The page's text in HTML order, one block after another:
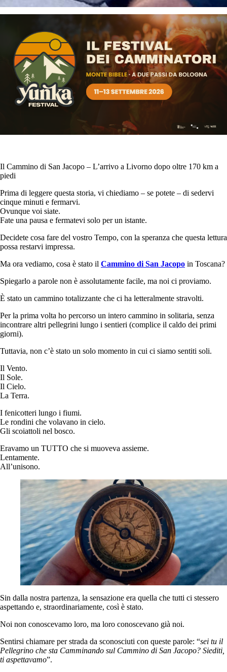
Il Cammino di San Jacopo – L’arrivo a Livorno dopo oltre 170 km a
piedi
Prima di leggere questa storia, vi chiediamo – se potete – di sedervi
cinque minuti e fermarvi.
Ovunque voi siate.
Fate una pausa e fermatevi solo per un istante.
Decidete cosa fare del vostro Tempo, con la speranza che questa lettura
possa restarvi impressa.
Ma ora vediamo, cosa è stato il Cammino di San Jacopo in Toscana?
Spiegarlo a parole non è assolutamente facile, ma noi ci proviamo.
È stato un cammino totalizzante che ci ha letteralmente stravolti.
Per la prima volta ho percorso un intero cammino in solitaria, senza
incontrare altri pellegrini lungo i sentieri (complice il caldo dei primi
giorni).
Tuttavia, non c’è stato un solo momento in cui ci siamo sentiti soli.
Il Vento.
Il Sole.
Il Cielo.
La Terra.
I fenicotteri lungo i fiumi.
Le rondini che volavano in cielo.
Gli scoiattoli nel bosco.
Eravamo un TUTTO che si muoveva assieme.
Lentamente.
All’unisono.
Sin dalla nostra partenza, la sensazione era quella che tutti ci stessero
aspettando e, straordinariamente, così è stato.
Noi non conoscevamo loro, ma loro conoscevano già noi.
Sentirsi chiamare per strada da sconosciuti con queste parole: “sei tu il
Pellegrino che sta Camminando sul Cammino di San Jacopo? Siediti,
ti aspettavamo”.